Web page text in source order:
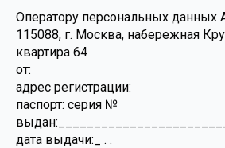
Оператору персональных
115088, г. Москва, набережная
квартира 64
от:
адрес регистрации:
паспорт: серия №
дата выдачи:_ . .